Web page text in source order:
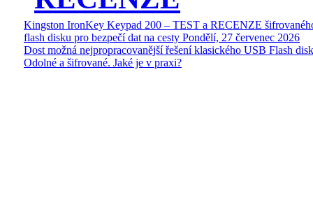
Kingston IronKey Keypad 200 – TEST a RECENZE
flash disku pro bezpečí dat na cesty Pondělí, 27 červenec 2026
Dost možná nejpropracovanější řešení klasického USB Flash
Odolné a šifrované. Jaké je v praxi?